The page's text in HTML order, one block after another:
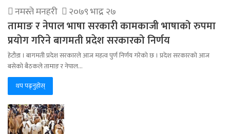
नमस्ते मनहरी २०७९ भाद्र २७
तामाङ र नेपाल भाषा सरकारी कामकाजी भाषाको रुपमा
प्रयोग गरिने बागमती प्रदेश सरकारको निर्णय
हेटौडा । बागमती प्रदेश सरकारले आज महत्व पुर्ण निर्णय गरेको छ । प्रदेश सरकारको आज
बसेको बैठकले तामाङ र नेपाल…
थप पढ्नुहोस्